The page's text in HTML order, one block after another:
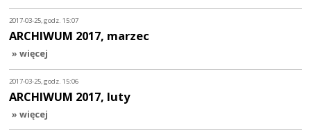
2017-03-25, godz. 15:07
ARCHIWUM 2017, marzec
» więcej
2017-03-25, godz. 15:06
ARCHIWUM 2017, luty
» więcej